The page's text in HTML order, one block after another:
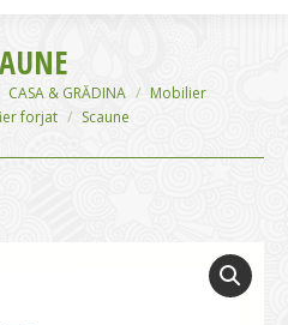
windowwindow
CASA & GRĂDINA
Mobilier
forjat
Scaune